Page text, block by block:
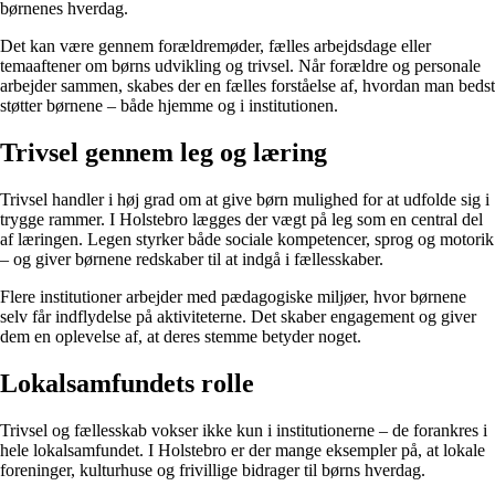
børnenes hverdag.
Det kan være gennem forældremøder, fælles arbejdsdage eller
temaaftener om børns udvikling og trivsel. Når forældre og personale
arbejder sammen, skabes der en fælles forståelse af, hvordan man bedst
støtter børnene – både hjemme og i institutionen.
Trivsel gennem leg og læring
Trivsel handler i høj grad om at give børn mulighed for at udfolde sig i
trygge rammer. I Holstebro lægges der vægt på leg som en central del
af læringen. Legen styrker både sociale kompetencer, sprog og motorik
– og giver børnene redskaber til at indgå i fællesskaber.
Flere institutioner arbejder med pædagogiske miljøer, hvor børnene
selv får indflydelse på aktiviteterne. Det skaber engagement og giver
dem en oplevelse af, at deres stemme betyder noget.
Lokalsamfundets rolle
Trivsel og fællesskab vokser ikke kun i institutionerne – de forankres i
hele lokalsamfundet. I Holstebro er der mange eksempler på, at lokale
foreninger, kulturhuse og frivillige bidrager til børns hverdag.